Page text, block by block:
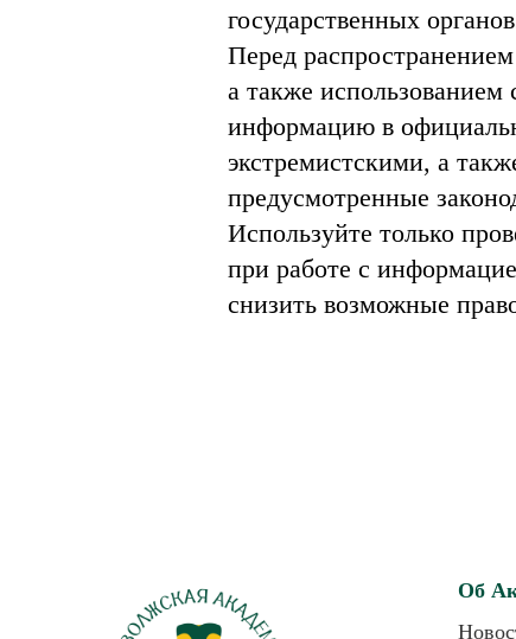
государственных
Перед
а также использованием
информацию в
экстремистскими, а
предусмотренные
Используйте только
при работе с
снизить возможные
Об